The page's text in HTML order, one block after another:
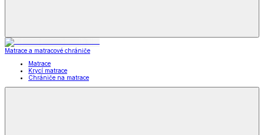
Matrace a matracové chrániče
Matrace
Krycí matrace
Chrániče na matrace